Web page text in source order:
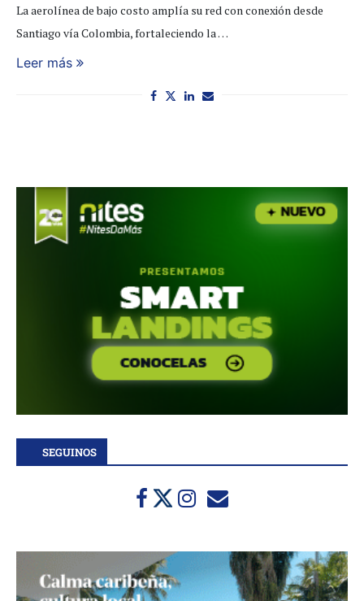
La aerolínea de bajo costo amplía su red con conexión desde
Santiago vía Colombia, fortaleciendo la …
Leer más
SEGUINOS